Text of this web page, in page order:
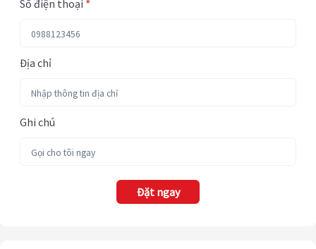
Số điện thoại *
Địa chỉ
Ghi chú
Đặt ngay